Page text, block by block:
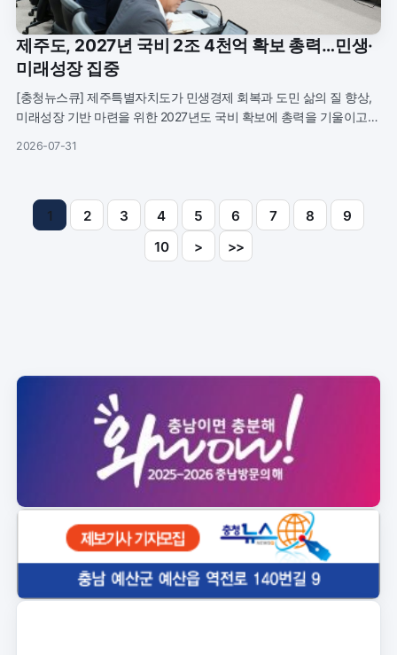
제주도, 2027년 국비 2조 4천억 확보 총력…민생·
미래성장 집중
[충청뉴스큐] 제주특별자치도가 민생경제 회복과 도민 삶의 질 향상,
미래성장 기반 마련을 위한 2027년도 국비 확보에 총력을 기울이고
2026-07-31
1 2 3 4 5 6 7 8
9
10
> >>